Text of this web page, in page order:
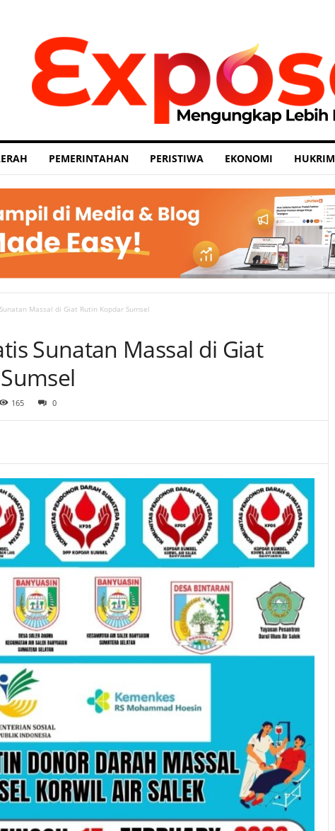
PEMERINTAHAN PERISTIWA EKONOMI HUKRIM
Massal di Giat Rutin Kopdar Sumsel
Sunatan Massal di Giat
165 0